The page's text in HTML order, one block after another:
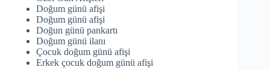
Doğum günü afişi
Doğum günü afişi
Doğun günü pankartı
Doğum günü ilanı
Çocuk doğum günü afişi
Erkek çocuk doğum günü afişi